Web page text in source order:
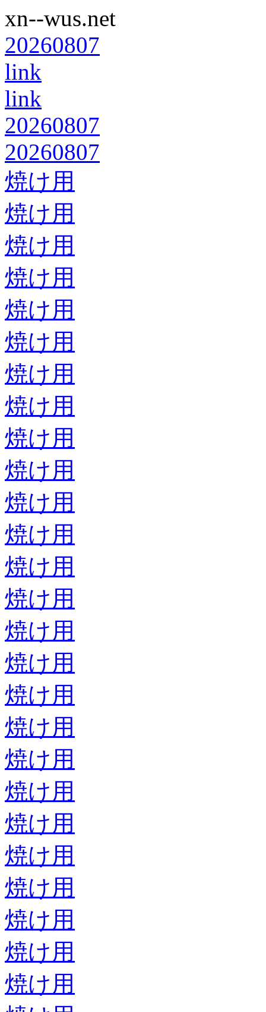
xn--wus.net
20260807
link
link
20260807
20260807
焼け用
焼け用
焼け用
焼け用
焼け用
焼け用
焼け用
焼け用
焼け用
焼け用
焼け用
焼け用
焼け用
焼け用
焼け用
焼け用
焼け用
焼け用
焼け用
焼け用
焼け用
焼け用
焼け用
焼け用
焼け用
焼け用